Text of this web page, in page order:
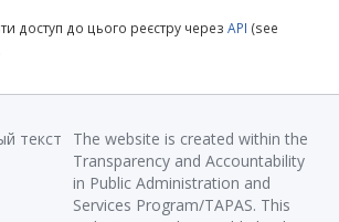
доступ до цього реєстру через API (see
The website is created within the
Transparency and Accountability
in Public Administration and
Services Program/TAPAS. This